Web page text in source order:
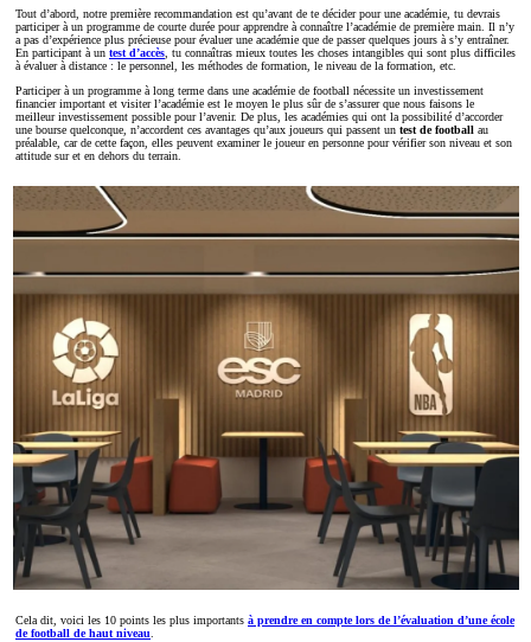
Tout d’abord, notre première recommandation est qu’avant de te décider pour une académie, tu devrais
participer à un programme de courte durée pour apprendre à connaître l’académie de première main. Il n’y
a pas d’expérience plus précieuse pour évaluer une académie que de passer quelques jours à s’y entraîner.
En participant à un test d’accès , tu connaîtras mieux toutes les choses intangibles qui sont plus difficiles
à évaluer à distance : le personnel, les méthodes de formation, le niveau de la formation, etc.
Participer à un programme à long terme dans une académie de football nécessite un investissement
financier important et visiter l’académie est le moyen le plus sûr de s’assurer que nous faisons le
meilleur investissement possible pour l’avenir. De plus, les académies qui ont la possibilité d’accorder
une bourse quelconque, n’accordent ces avantages qu’aux joueurs qui passent un test de football au
préalable, car de cette façon, elles peuvent examiner le joueur en personne pour vérifier son niveau et son
attitude sur et en dehors du terrain.
Cela dit, voici les 10 points les plus importants à prendre en compte lors de l’évaluation d’une école
de football de haut niveau